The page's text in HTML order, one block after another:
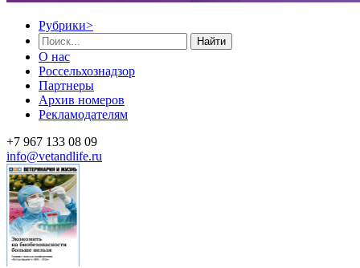
Рубрики>
Найти
О нас
Россельхознадзор
Партнеры
Архив номеров
Рекламодателям
+7 967 133 08 09
info@vetandlife.ru